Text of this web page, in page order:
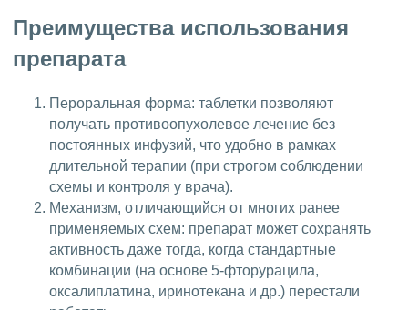
Преимущества использования
препарата
Пероральная форма: таблетки позволяют
получать противоопухолевое лечение без
постоянных инфузий, что удобно в рамках
длительной терапии (при строгом соблюдении
схемы и контроля у врача).
Механизм, отличающийся от многих ранее
применяемых схем: препарат может сохранять
активность даже тогда, когда стандартные
комбинации (на основе 5-фторурацила,
оксалиплатина, иринотекана и др.) перестали